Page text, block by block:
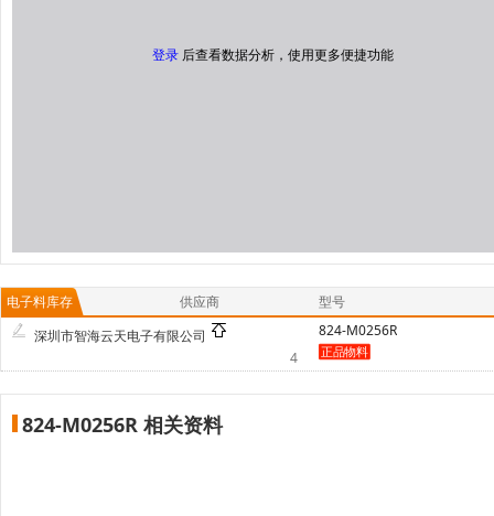
登录 后查看数据分析，使用更多便捷功能
电子料库存 供应商
型号
深圳市智海云天电子有限公司
4
824-M0256R
824-M0256R 相关资料